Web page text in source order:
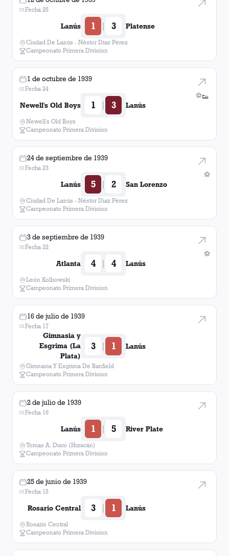
Fecha 25
Lanús 1 | 3 Platense
Ciudad De Lanús - Néstor Diaz Pérez
Campeonato Primera Division
⚽👟
1 de octubre de 1939
Fecha 24
Newell's Old Boys 1 | 3 Lanús
Newell's Old Boys
Campeonato Primera Division
⚽
24 de septiembre de 1939
Fecha 23
Lanús 5 | 2 San Lorenzo
Ciudad De Lanús - Néstor Diaz Pérez
Campeonato Primera Division
⚽
3 de septiembre de 1939
Fecha 22
Atlanta 4 | 4 Lanús
León Kolbowski
Campeonato Primera Division
16 de julio de 1939
Fecha 17
Gimnasia y
Esgrima (La
Plata)
3 | 1 Lanús
Gimnasia Y Esgrima De Banfield
Campeonato Primera Division
2 de julio de 1939
Fecha 16
Lanús 1 | 5 River Plate
Tomas A. Duco (Huracán)
Campeonato Primera Division
25 de junio de 1939
Fecha 15
Rosario Central 3 | 1 Lanús
Rosario Central
Campeonato Primera Division